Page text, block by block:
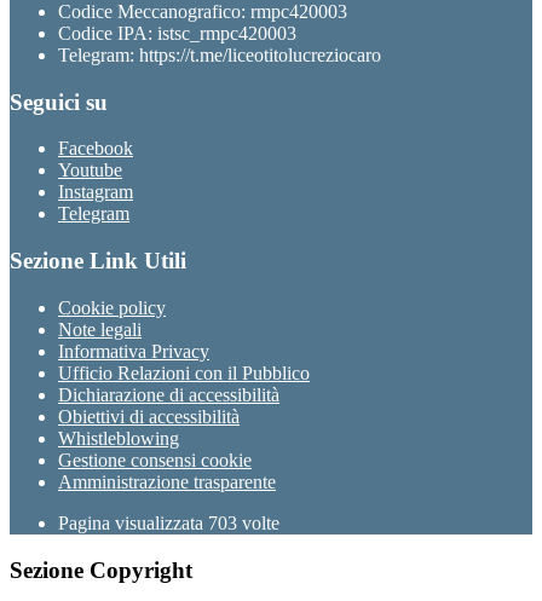
Codice Meccanografico: rmpc420003
Codice IPA: istsc_rmpc420003
Telegram: https://t.me/liceotitolucreziocaro
Seguici su
Facebook
Youtube
Instagram
Telegram
Sezione Link Utili
Cookie policy
Note legali
Informativa Privacy
Ufficio Relazioni con il Pubblico
Dichiarazione di accessibilità
Obiettivi di accessibilità
Whistleblowing
Gestione consensi cookie
Amministrazione trasparente
Pagina visualizzata 703 volte
Sezione Copyright